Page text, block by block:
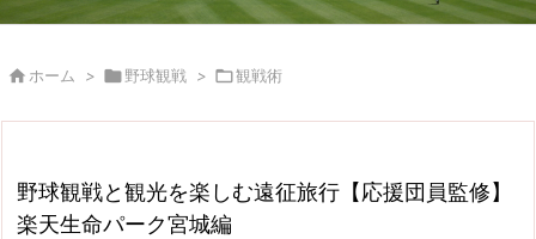

ホーム > 野球観戦 > 観戦術
野球観戦と観光を楽しむ遠征旅行【応援団員監修】
楽天生命パーク宮城編